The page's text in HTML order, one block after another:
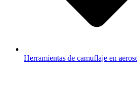
Herramientas de camuflaje en